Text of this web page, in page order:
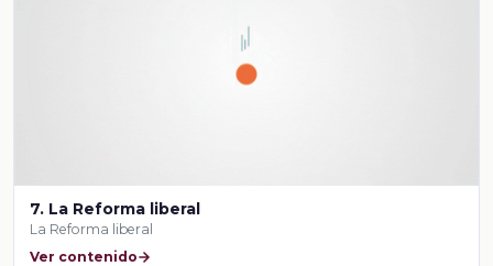
7. La Reforma liberal
La Reforma liberal
Ver contenido